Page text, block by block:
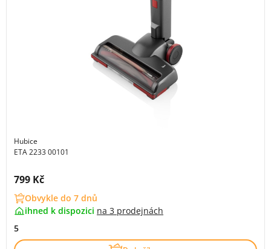
Hubice
ETA 2233 00101
Cena s DPH:
799 Kč
Obvykle do 7 dnů
ihned k dispozici na 3 prodejnách
5